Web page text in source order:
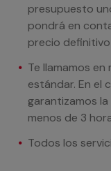
presupuesto
pondrá en
precio
Te llamamos
estándar. En el
garantizamos
menos de 3
Todos los